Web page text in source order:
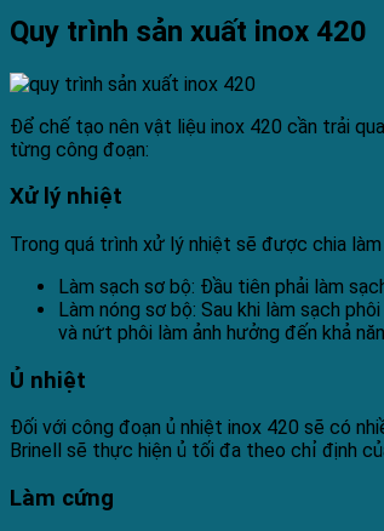
Quy trình sản xuất inox 420
Để chế tạo nên vật liệu inox 420 cần trải
từng công đoạn:
Xử lý nhiệt
Trong quá trình xử lý nhiệt sẽ được chia làm
Làm sạch sơ bộ: Đầu tiên phải làm
Làm nóng sơ bộ: Sau khi làm sạch
và nứt phôi làm ảnh hưởng đến khả
Ủ nhiệt
Đối với công đoạn ủ nhiệt inox 420 sẽ có
Brinell sẽ thực hiện ủ tối đa theo chỉ định
Làm cứng